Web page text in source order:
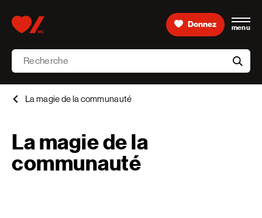
Donnez menu
Recherche
aria-
La magie de la communauté
La magie de la
communauté